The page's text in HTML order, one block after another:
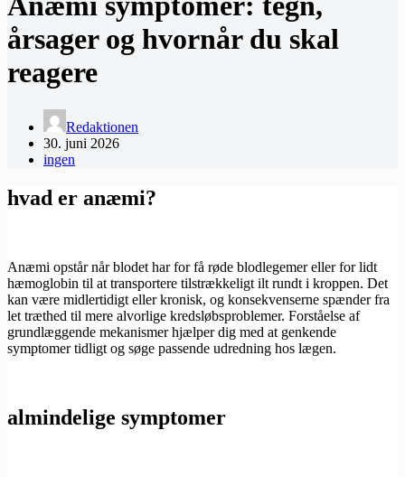
årsager og hvornår du skal
reagere
Redaktionen
30. juni 2026
ingen
hvad er anæmi?
Anæmi opstår når blodet har for få røde blodlegemer eller for lidt
hæmoglobin til at transportere tilstrækkeligt ilt rundt i kroppen. Det
kan være midlertidigt eller kronisk, og konsekvenserne spænder fra
let træthed til mere alvorlige kredsløbsproblemer. Forståelse af
grundlæggende mekanismer hjælper dig med at genkende
symptomer tidligt og søge passende udredning hos lægen.
almindelige symptomer